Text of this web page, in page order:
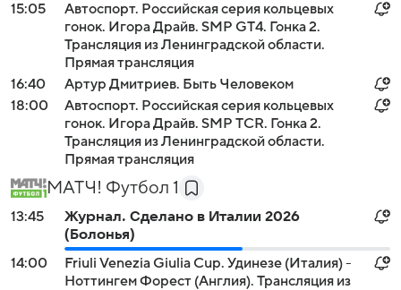
15:05
Автоспорт. Российская серия кольцевых
гонок. Игора Драйв. SMP GT4. Гонка 2.
Трансляция из Ленинградской области.
Прямая трансляция
16:40
Артур Дмитриев. Быть Человеком
18:00
Автоспорт. Российская серия кольцевых
гонок. Игора Драйв. SMP TCR. Гонка 2.
Трансляция из Ленинградской области.
Прямая трансляция
МАТЧ! Футбол 1
13:45
Журнал. Сделано в Италии 2026
(Болонья)
14:00
Friuli Venezia Giulia Cup. Удинезе (Италия) -
Ноттингем Форест (Англия). Трансляция из